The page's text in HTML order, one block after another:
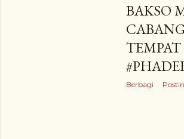
BAKSO
Berbagi